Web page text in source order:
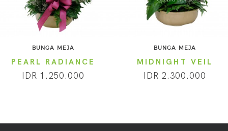
BUNGA MEJA
PEARL RADIANCE
IDR 1.250.000
BUNGA MEJA
MIDNIGHT VEIL
IDR 2.300.000